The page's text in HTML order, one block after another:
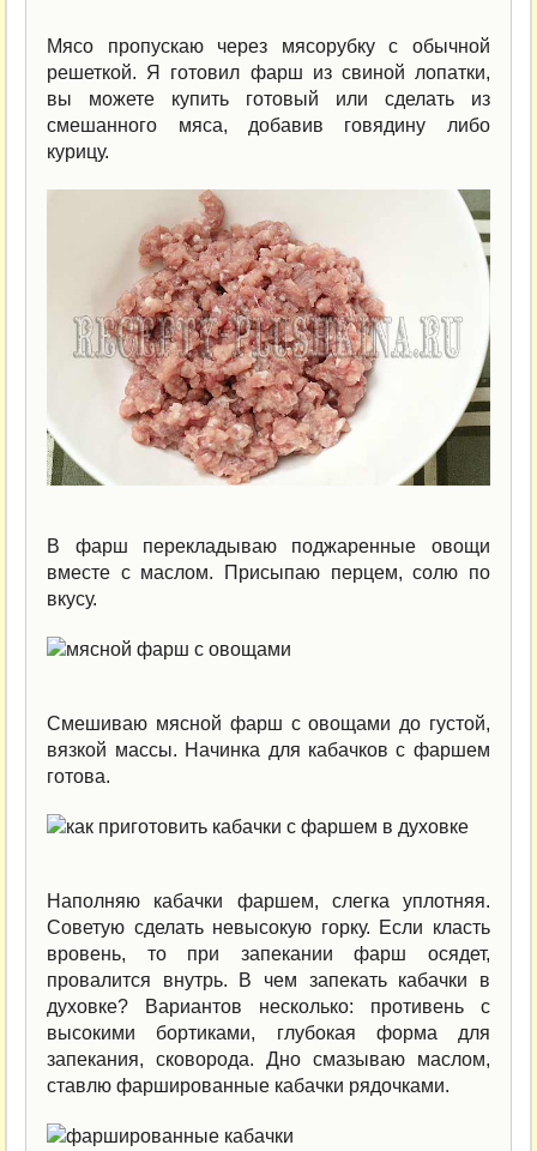
Мясо пропускаю через мясорубку с обычной
решеткой. Я готовил фарш из свиной лопатки,
вы можете купить готовый или сделать из
смешанного мяса, добавив говядину либо
курицу.
В фарш перекладываю поджаренные овощи
вместе с маслом. Присыпаю перцем, солю по
вкусу.
Смешиваю мясной фарш с овощами до густой,
вязкой массы. Начинка для кабачков с фаршем
готова.
Наполняю кабачки фаршем, слегка уплотняя.
Советую сделать невысокую горку. Если класть
вровень, то при запекании фарш осядет,
провалится внутрь. В чем запекать кабачки в
духовке? Вариантов несколько: противень с
высокими бортиками, глубокая форма для
запекания, сковорода. Дно смазываю маслом,
ставлю фаршированные кабачки рядочками.